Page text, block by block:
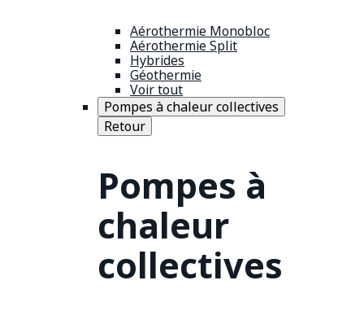
Aérothermie Monobloc
Aérothermie Split
Hybrides
Géothermie
Voir tout
Pompes à chaleur collectives
Retour
Pompes à
chaleur
collectives